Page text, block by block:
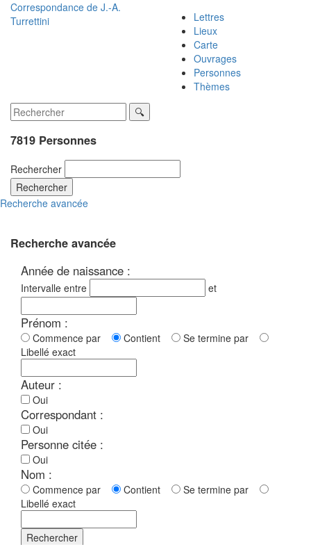
Correspondance de J.-A.
Turrettini
Lettres
Lieux
Carte
Ouvrages
Personnes
Thèmes
7819 Personnes
Rechercher
Rechercher
Recherche avancée
Recherche avancée
Année de naissance :
Intervalle entre et
Prénom :
Commence par Contient
Se termine par
Libellé exact
Auteur :
Oui
Correspondant :
Oui
Personne citée :
Oui
Nom :
Commence par Contient
Se termine par
Libellé exact
Rechercher